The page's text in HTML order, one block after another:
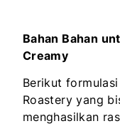
Bahan Bahan
Creamy
Berikut
Roastery yang
menghasilkan